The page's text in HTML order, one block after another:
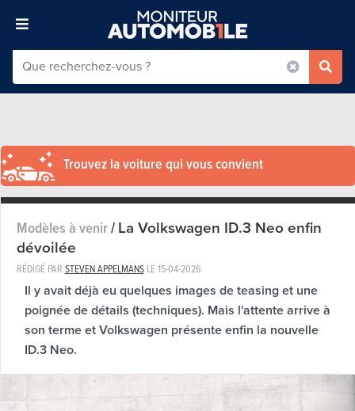
Trouvez la voiture qui vous convient
Modèles à venir/La Volkswagen ID.3 Neo enfin
dévoilée
RÉDIGÉ PAR STEVEN APPELMANSLE15-04-2026
Il y avait déjà eu quelques images de teasing et une
poignée de détails (techniques). Mais l'attente arrive à
son terme et Volkswagen présente enfin la nouvelle
ID.3 Neo.